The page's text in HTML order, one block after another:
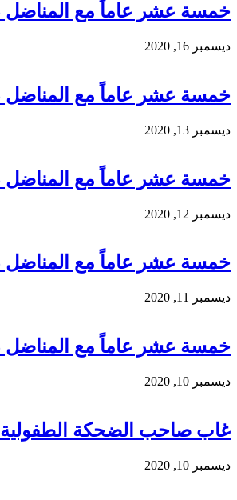
خمسة عشر عاماً مع المناضل 5/5
ديسمبر 16, 2020
خمسة عشر عاماً مع المناضل 4/5
ديسمبر 13, 2020
خمسة عشر عاماً مع المناضل 3/5
ديسمبر 12, 2020
خمسة عشر عاماً مع المناضل 2/5
ديسمبر 11, 2020
خمسة عشر عاماً مع المناضل 1/5
ديسمبر 10, 2020
غاب صاحب الضحكة الطفولية
ديسمبر 10, 2020